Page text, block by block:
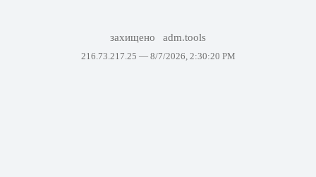
захищено adm.tools
216.73.217.25 — 8/7/2026, 2:30:20 PM